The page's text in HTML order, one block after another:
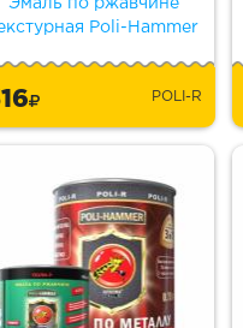
Эмаль по ржавчине
Poli-Hammer
POLI-R